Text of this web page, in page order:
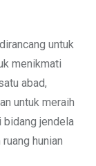
untuk
menikmati
abad,
untuk meraih
bidang jendela
hunian